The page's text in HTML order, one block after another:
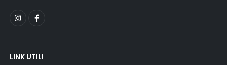
LINK UTILI